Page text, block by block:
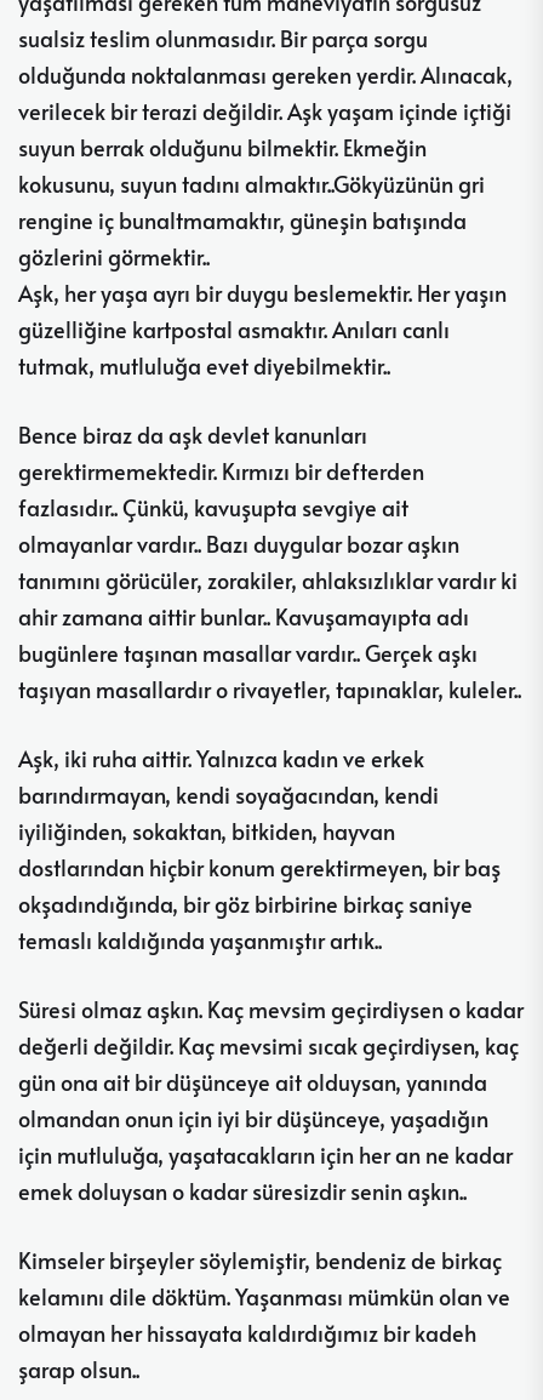
sualsiz teslim olunmasıdır. Bir parça sorgu
olduğunda noktalanması gereken yerdir. Alınacak,
verilecek bir terazi değildir. Aşk yaşam içinde içtiği
suyun berrak olduğunu bilmektir. Ekmeğin
kokusunu, suyun tadını almaktır..Gökyüzünün gri
rengine iç bunaltmamaktır, güneşin batışında
gözlerini görmektir..
Aşk, her yaşa ayrı bir duygu beslemektir. Her yaşın
güzelliğine kartpostal asmaktır. Anıları canlı
tutmak, mutluluğa evet diyebilmektir..
Bence biraz da aşk devlet kanunları
gerektirmemektedir. Kırmızı bir defterden
fazlasıdır.. Çünkü, kavuşupta sevgiye ait
olmayanlar vardır.. Bazı duygular bozar aşkın
tanımını görücüler, zorakiler, ahlaksızlıklar vardır ki
ahir zamana aittir bunlar.. Kavuşamayıpta adı
bugünlere taşınan masallar vardır.. Gerçek aşkı
taşıyan masallardır o rivayetler, tapınaklar, kuleler..
Aşk, iki ruha aittir. Yalnızca kadın ve erkek
barındırmayan, kendi soyağacından, kendi
iyiliğinden, sokaktan, bitkiden, hayvan
dostlarından hiçbir konum gerektirmeyen, bir baş
okşadındığında, bir göz birbirine birkaç saniye
temaslı kaldığında yaşanmıştır artık..
Süresi olmaz aşkın. Kaç mevsim geçirdiysen o kadar
değerli değildir. Kaç mevsimi sıcak geçirdiysen, kaç
gün ona ait bir düşünceye ait olduysan, yanında
olmandan onun için iyi bir düşünceye, yaşadığın
için mutluluğa, yaşatacakların için her an ne kadar
emek doluysan o kadar süresizdir senin aşkın..
Kimseler birşeyler söylemiştir, bendeniz de birkaç
kelamını dile döktüm. Yaşanması mümkün olan ve
olmayan her hissayata kaldırdığımız bir kadeh
şarap olsun..